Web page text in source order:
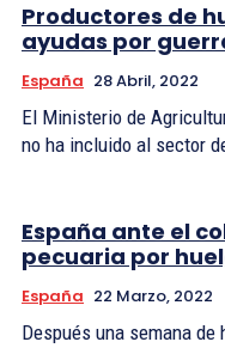
Productores de
ayudas por
España 28 Abril, 2022
El Ministerio de
no ha incluido al sector
España ante el
pecuaria por
España 22 Marzo, 2022
Después una semana